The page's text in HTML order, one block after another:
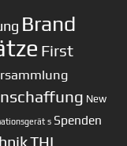
Brand
First
New
s Spenden
THL